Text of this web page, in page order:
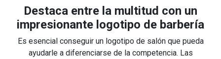
Destaca entre la multitud con un
impresionante logotipo de barbería
Es esencial conseguir un logotipo de salón que pueda
ayudarle a diferenciarse de la competencia. Las